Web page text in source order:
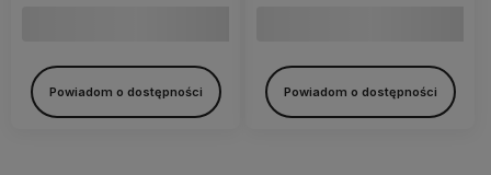
Powiadom o dostępności Powiadom o dostępności